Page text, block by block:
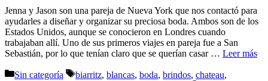
Jenna y Jason son una pareja de Nueva York que nos contactó para
ayudarles a diseñar y organizar su preciosa boda. Ambos son de los
Estados Unidos, aunque se conocieron en Londres cuando
trabajaban allí. Uno de sus primeros viajes en pareja fue a San
Sebastián, por lo que tenían claro que se querían casar … Leer más
Categorías
Sin categoría Etiquetas
biarritz, blancas, boda, brindos, chateau,